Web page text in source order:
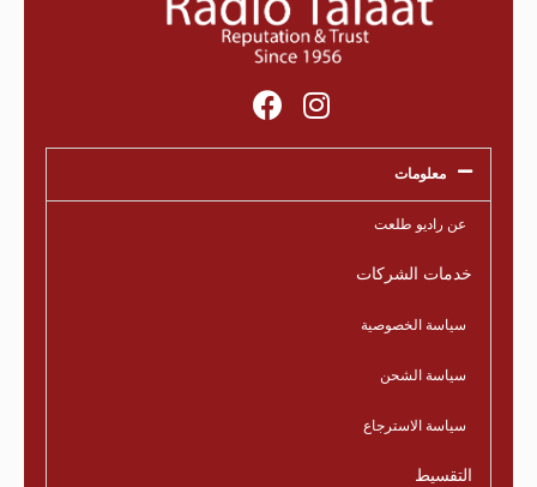
معلومات
عن راديو طلعت
خدمات الشركات
سياسة الخصوصية
سياسة الشحن
سياسة الاسترجاع
التقسيط